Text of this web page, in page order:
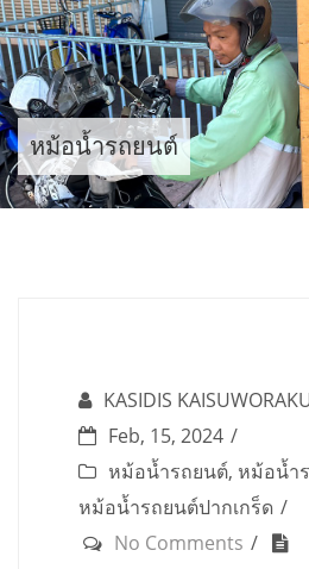
Skip
to
content
หม้อน้ำรถยนต์
KASIDIS
Feb, 15, 2024
หม้อน้ำรถยนต์, หม้อน้ำ
หม้อน้ำรถยนต์ปากเกร็ด
No Comments